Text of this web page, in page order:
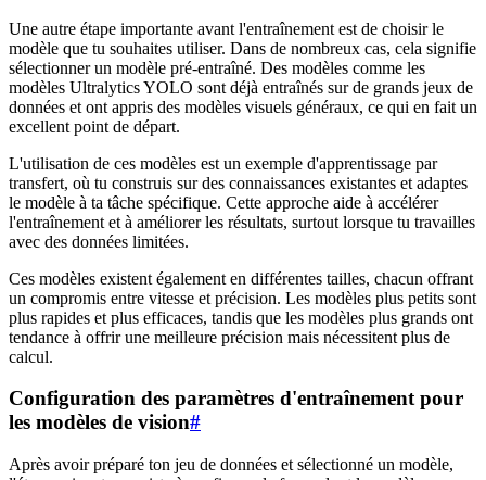
Une autre étape importante avant l'entraînement est de choisir le
modèle que tu souhaites utiliser. Dans de nombreux cas, cela signifie
sélectionner un modèle pré-entraîné. Des modèles comme les
modèles Ultralytics YOLO sont déjà entraînés sur de grands jeux de
données et ont appris des modèles visuels généraux, ce qui en fait un
excellent point de départ.
L'utilisation de ces modèles est un exemple d'apprentissage par
transfert, où tu construis sur des connaissances existantes et adaptes
le modèle à ta tâche spécifique. Cette approche aide à accélérer
l'entraînement et à améliorer les résultats, surtout lorsque tu travailles
avec des données limitées.
Ces modèles existent également en différentes tailles, chacun offrant
un compromis entre vitesse et précision. Les modèles plus petits sont
plus rapides et plus efficaces, tandis que les modèles plus grands ont
tendance à offrir une meilleure précision mais nécessitent plus de
calcul.
Configuration des paramètres d'entraînement pour
les modèles de vision#
Après avoir préparé ton jeu de données et sélectionné un modèle,